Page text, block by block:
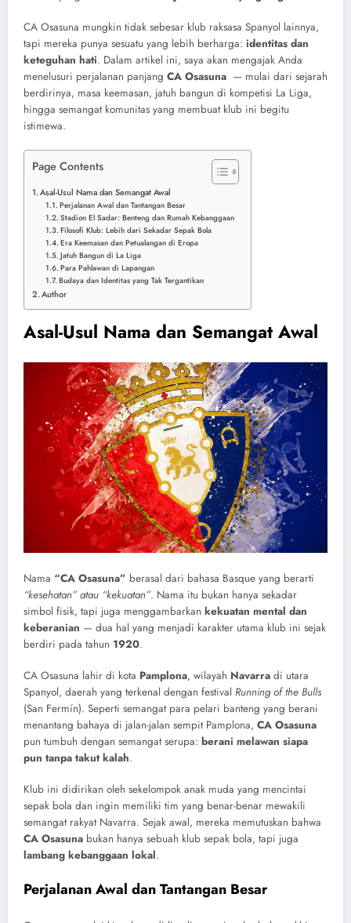
CA Osasuna mungkin tidak sebesar klub raksasa Spanyol lainnya,
tapi mereka punya sesuatu yang lebih berharga: identitas dan
keteguhan hati. Dalam artikel ini, saya akan mengajak Anda
menelusuri perjalanan panjang CA Osasuna — mulai dari sejarah
berdirinya, masa keemasan, jatuh bangun di kompetisi La Liga,
hingga semangat komunitas yang membuat klub ini begitu
istimewa.
Page Contents
Asal-Usul Nama dan Semangat Awal
Perjalanan Awal dan Tantangan Besar
Stadion El Sadar: Benteng dan Rumah Kebanggaan
Filosofi Klub: Lebih dari Sekadar Sepak Bola
Era Keemasan dan Petualangan di Eropa
Jatuh Bangun di La Liga
Para Pahlawan di Lapangan
Budaya dan Identitas yang Tak Tergantikan
Author
Asal-Usul Nama dan Semangat Awal
Nama “CA Osasuna” berasal dari bahasa Basque yang berarti
“kesehatan” atau “kekuatan”. Nama itu bukan hanya sekadar
simbol fisik, tapi juga menggambarkan kekuatan mental dan
keberanian — dua hal yang menjadi karakter utama klub ini sejak
berdiri pada tahun 1920.
CA Osasuna lahir di kota Pamplona, wilayah Navarra di utara
Spanyol, daerah yang terkenal dengan festival Running of the Bulls
(San Fermín). Seperti semangat para pelari banteng yang berani
menantang bahaya di jalan-jalan sempit Pamplona, CA Osasuna
pun tumbuh dengan semangat serupa: berani melawan siapa
pun tanpa takut kalah.
Klub ini didirikan oleh sekelompok anak muda yang mencintai
sepak bola dan ingin memiliki tim yang benar-benar mewakili
semangat rakyat Navarra. Sejak awal, mereka memutuskan bahwa
CA Osasuna bukan hanya sebuah klub sepak bola, tapi juga
lambang kebanggaan lokal.
Perjalanan Awal dan Tantangan Besar